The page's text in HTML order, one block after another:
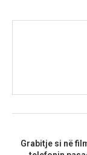
Grabitje si në